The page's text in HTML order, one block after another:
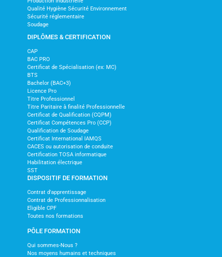
Qualité Hygiène Sécurité Environnement
Sécurité réglementaire
Soudage
DIPLÔMES & CERTIFICATION
CAP
BAC PRO
Certificat de Spécialisation (ex: MC)
BTS
Bachelor (BAC+3)
Licence Pro
Titre Professionnel
Titre Paritaire à finalité Professionnelle
Certificat de Qualification (CQPM)
Certificat Compétences Pro (CCP)
Qualification de Soudage
Certificat International IAMQS
CACES ou autorisation de conduite
Certification TOSA informatique
Habilitation électrique
SST
DISPOSITIF DE FORMATION
Contrat d'apprentissage
Contrat de Professionnalisation
Eligible CPF
Toutes nos formations
PÔLE FORMATION
Qui sommes-Nous ?
Nos moyens humains et techniques